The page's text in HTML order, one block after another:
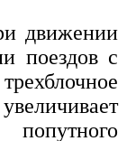
движении
поездов с